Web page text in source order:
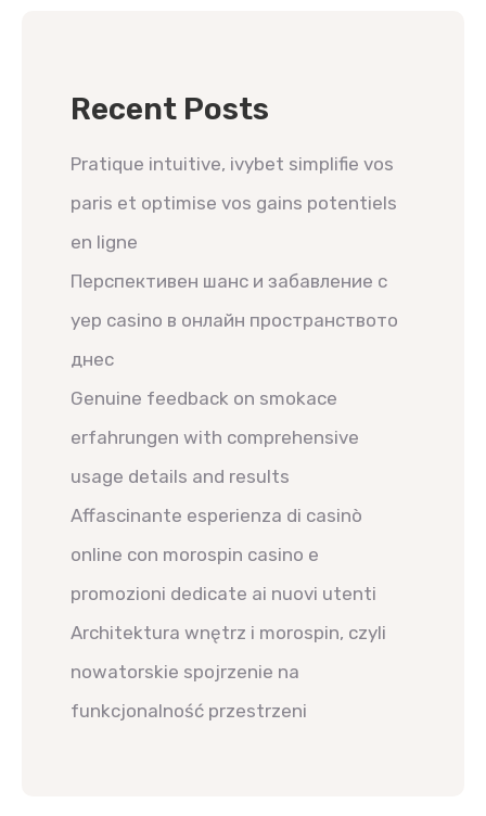
Recent Posts
Pratique intuitive, ivybet simplifie vos
paris et optimise vos gains potentiels
en ligne
Перспективен шанс и забавление с
yep casino в онлайн пространството
днес
Genuine feedback on smokace
erfahrungen with comprehensive
usage details and results
Affascinante esperienza di casinò
online con morospin casino e
promozioni dedicate ai nuovi utenti
Architektura wnętrz i morospin, czyli
nowatorskie spojrzenie na
funkcjonalność przestrzeni